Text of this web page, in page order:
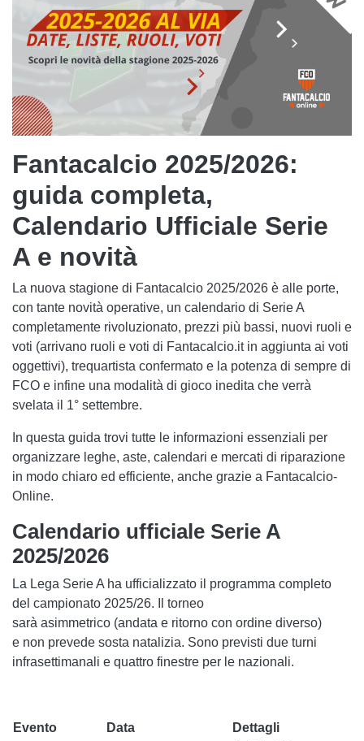
Fantacalcio 2025/2026:
guida completa,
Calendario Ufficiale Serie
A e novità
La nuova stagione di Fantacalcio 2025/2026 è alle porte,
con tante novità operative, un calendario di Serie A
completamente rivoluzionato, prezzi più bassi, nuovi ruoli e
voti (arrivano ruoli e voti di Fantacalcio.it in aggiunta ai voti
oggettivi), trequartista confermato e la potenza di sempre di
FCO e infine una modalità di gioco inedita che verrà
svelata il 1° settembre.
In questa guida trovi tutte le informazioni essenziali per
organizzare leghe, aste, calendari e mercati di riparazione
in modo chiaro ed efficiente, anche grazie a Fantacalcio-
Online.
Calendario ufficiale Serie A
2025/2026
La Lega Serie A ha ufficializzato il programma completo
del campionato 2025/26. Il torneo
sarà asimmetrico (andata e ritorno con ordine diverso)
e non prevede sosta natalizia. Sono previsti due turni
infrasettimanali e quattro finestre per le nazionali.
Evento Data Dettagli